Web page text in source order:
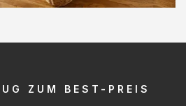
ZUM BEST-PREIS